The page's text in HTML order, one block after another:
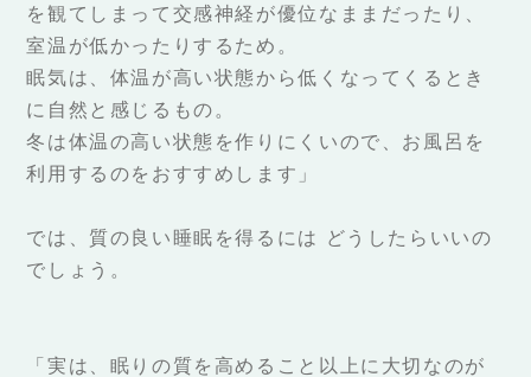
を観てしまって交感神経が優位なままだったり、
室温が低かったりするため。
眠気は、体温が高い状態から低くなってくるとき
に自然と感じるもの。
冬は体温の高い状態を作りにくいので、お風呂を
利用するのをおすすめします」
では、質の良い睡眠を得るには どうしたらいいの
でしょう。
「実は、眠りの質を高めること以上に大切なのが